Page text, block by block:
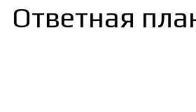
Ответная